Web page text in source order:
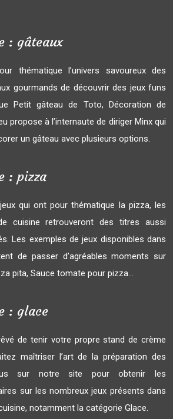
: gâteaux
thématique l’univers savoureux des
gourmands de découvrir des jeux funs
Petit gâteau de Toto, Décoration de
propose à l’internaute de diriger Minx qui
un gâteau avec plusieurs options.
: pizza
qui ont pour thématique la pizza, les
cuisine retrouveront des titres aussi
Les exemples de jeux disponibles dans
de passer d’agréables moments sur
pita, Sauce tomate pour pizza…
: glace
de tenir votre propre stand de crème
maîtriser l’art de la préparation des
sur notre site pour obtenir les
sur les nombreux jeux présents dans
notamment la catégorie Glace.